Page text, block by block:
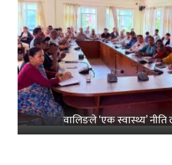
वालिङले ‘एक स्वास्थ्य’ नीति